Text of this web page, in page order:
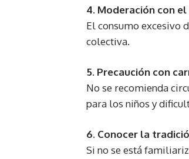
4. Moderación con
El consumo excesivo
colectiva.
5. Precaución con
No se recomienda
para los niños y
6. Conocer la
Si no se está